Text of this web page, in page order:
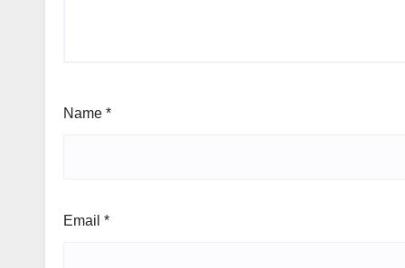
Name *
Email *